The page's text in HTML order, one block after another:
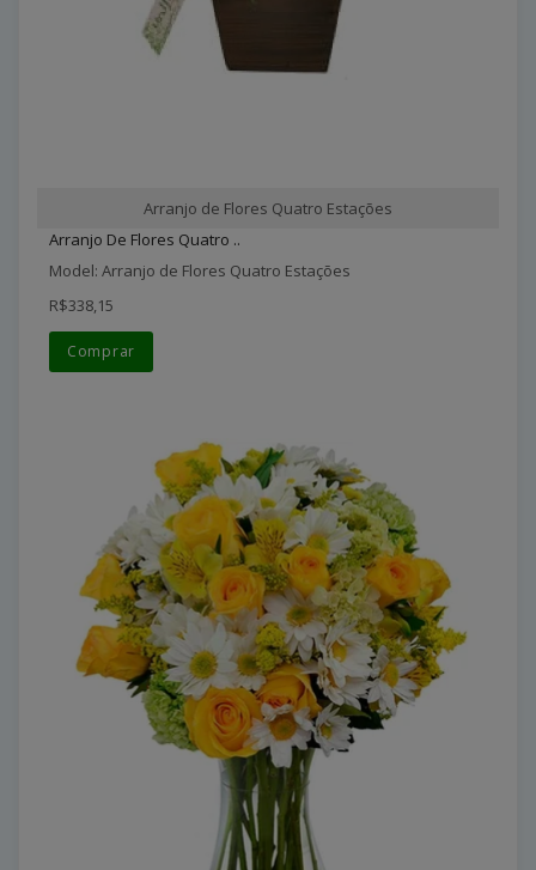
Arranjo de Flores Quatro Estações
Arranjo De Flores Quatro ..
Model: Arranjo de Flores Quatro Estações
R$338,15
Comprar